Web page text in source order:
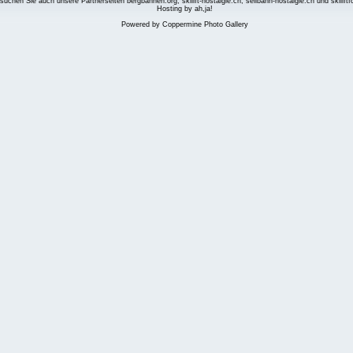
Hosting by ah,ja!
Powered by Coppermine Photo Gallery